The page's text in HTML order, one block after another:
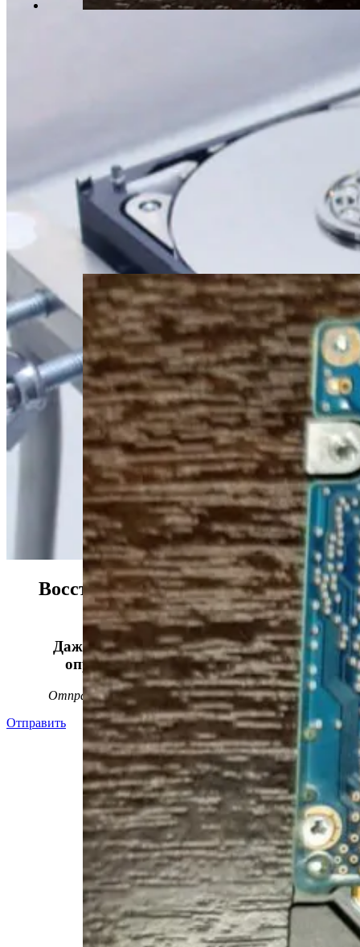
Восстанавливаем данные в 98%
случаев!
Даже, если носитель информации не
определяется, стучит или пищит.
Отправьте заявку на бесплатнуюдиагностику
Отправить